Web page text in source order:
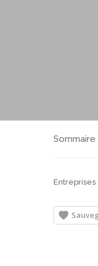
Sommaire
Entreprises